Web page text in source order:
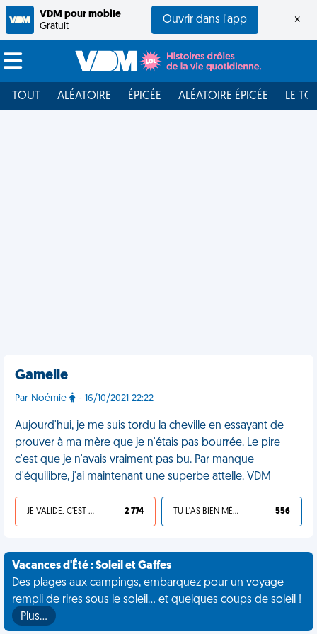
VDM pour mobile
Gratuit
Ouvrir dans l'app ×
TOUT ALÉATOIRE ÉPICÉE ALÉATOIRE ÉPICÉE LE
Gamelle
Par Noémie - 16/10/2021 22:22
Aujourd'hui, je me suis tordu la cheville en essayant de
prouver à ma mère que je n'étais pas bourrée. Le pire
c'est que je n'avais vraiment pas bu. Par manque
d'équilibre, j'ai maintenant une superbe attelle. VDM
JE VALIDE, C'EST UNE VDM 2 774 TU L'AS BIEN MÉRITÉ 556
Vacances d'Été : Soleil et Gaffes
Des plages aux campings, embarquez pour un voyage
rempli de rires sous le soleil... et quelques coups de soleil !
Plus…